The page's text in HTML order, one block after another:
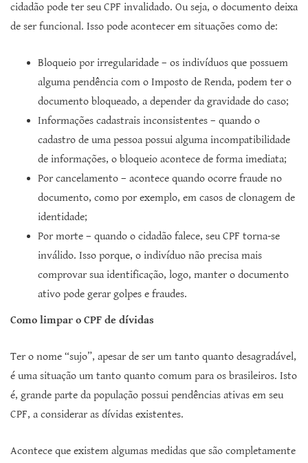
cidadão pode ter seu CPF invalidado. Ou seja, o documento deixa
de ser funcional. Isso pode acontecer em situações como de:
Bloqueio por irregularidade – os indivíduos que possuem
alguma pendência com o Imposto de Renda, podem ter o
documento bloqueado, a depender da gravidade do caso;
Informações cadastrais inconsistentes – quando o
cadastro de uma pessoa possui alguma incompatibilidade
de informações, o bloqueio acontece de forma imediata;
Por cancelamento – acontece quando ocorre fraude no
documento, como por exemplo, em casos de clonagem de
identidade;
Por morte – quando o cidadão falece, seu CPF torna-se
inválido. Isso porque, o indivíduo não precisa mais
comprovar sua identificação, logo, manter o documento
ativo pode gerar golpes e fraudes.
Como limpar o CPF de dívidas
Ter o nome “sujo”, apesar de ser um tanto quanto desagradável,
é uma situação um tanto quanto comum para os brasileiros. Isto
é, grande parte da população possui pendências ativas em seu
CPF, a considerar as dívidas existentes.
Acontece que existem algumas medidas que são completamente